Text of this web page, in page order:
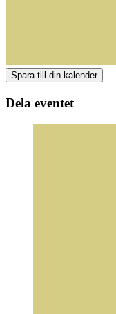
Dela eventet